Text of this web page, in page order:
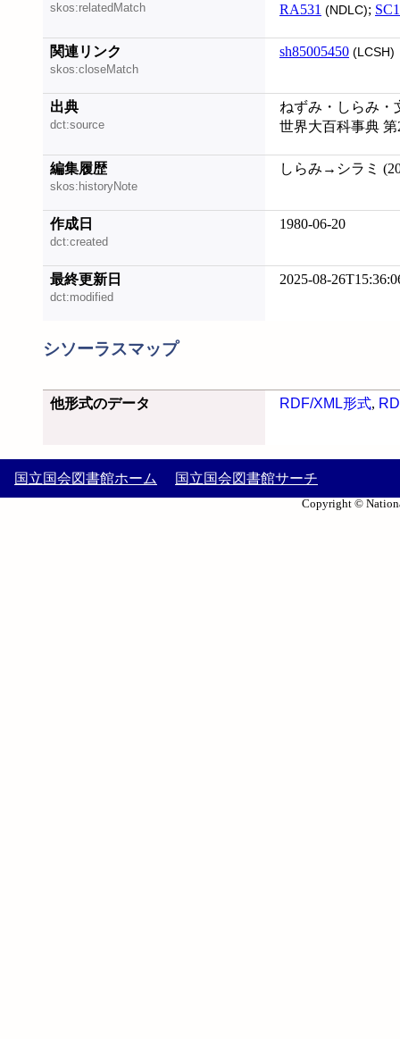
skos:relatedMatch
RA531 (NDLC);
関連リンク
skos:closeMatch
sh85005450 (LCSH)
出典
dct:source
ねずみ・しらみ・
世界大百科事典 第
編集履歴
skos:historyNote
しらみ→シラミ
作成日
dct:created
1980-06-20
最終更新日
dct:modified
2025-08-
シソーラスマップ
他形式のデータ RDF/XML形式,
国立国会図書館ホーム 国立国会図書館サーチ
Copyright ©